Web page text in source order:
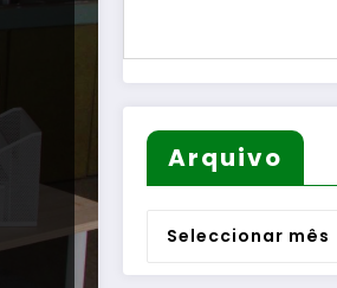
Arquivo
Arquivo